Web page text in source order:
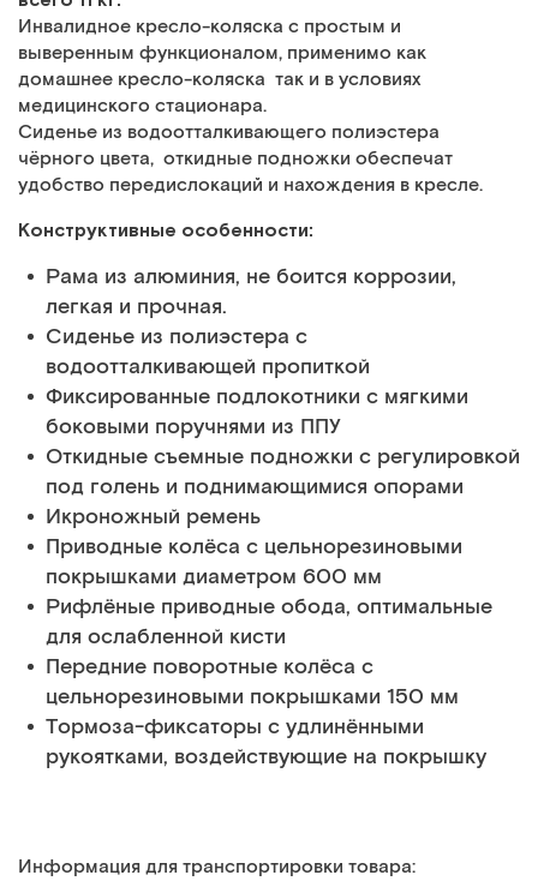
Инвалидное кресло-коляска с простым и
выверенным функционалом, применимо как
домашнее кресло-коляска так и в условиях
медицинского стационара.
Сиденье из водоотталкивающего полиэстера
чёрного цвета, откидные подножки обеспечат
удобство передислокаций и нахождения в кресле.
Конструктивные особенности:
Рама из алюминия, не боится коррозии,
легкая и прочная.
Сиденье из полиэстера с
водоотталкивающей пропиткой
Фиксированные подлокотники с мягкими
боковыми поручнями из ППУ
Откидные съемные подножки с регулировкой
под голень и поднимающимися опорами
Икроножный ремень
Приводные колёса с цельнорезиновыми
покрышками диаметром 600 мм
Рифлёные приводные обода, оптимальные
для ослабленной кисти
Передние поворотные колёса с
цельнорезиновыми покрышками 150 мм
Тормоза-фиксаторы с удлинёнными
рукоятками, воздействующие на покрышку
Информация для транспортировки товара: